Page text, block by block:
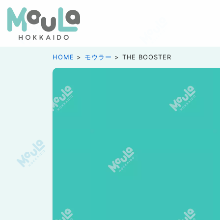
HOME モウラー THE BOOSTER